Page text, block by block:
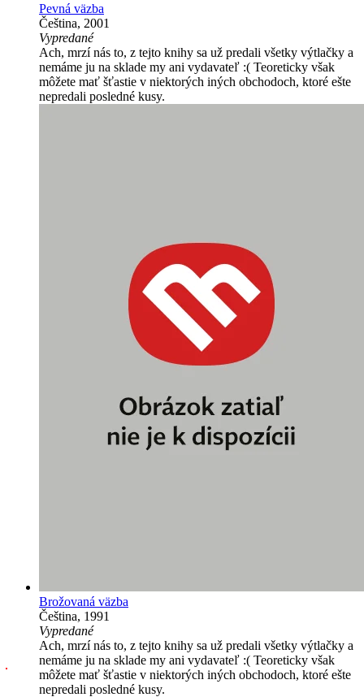
Pevná väzba
Čeština, 2001
Vypredané
Ach, mrzí nás to, z tejto knihy sa už predali všetky výtlačky a
nemáme ju na sklade my ani vydavateľ :( Teoreticky však
môžete mať šťastie v niektorých iných obchodoch, ktoré ešte
nepredali posledné kusy.
Brožovaná väzba
Čeština, 1991
Vypredané
Ach, mrzí nás to, z tejto knihy sa už predali všetky výtlačky a
nemáme ju na sklade my ani vydavateľ :( Teoreticky však
môžete mať šťastie v niektorých iných obchodoch, ktoré ešte
nepredali posledné kusy.